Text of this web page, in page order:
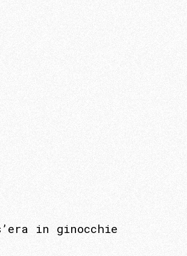
in ginocchie